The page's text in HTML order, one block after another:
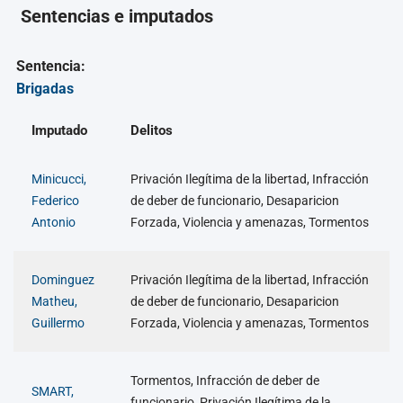
Sentencias e imputados
Sentencia:
Brigadas
Imputado Delitos
Minicucci,
Federico
Antonio
Privación Ilegítima de la libertad, Infracción
de deber de funcionario, Desaparicion
Forzada, Violencia y amenazas, Tormentos
Dominguez
Matheu,
Guillermo
Privación Ilegítima de la libertad, Infracción
de deber de funcionario, Desaparicion
Forzada, Violencia y amenazas, Tormentos
SMART,
Tormentos, Infracción de deber de